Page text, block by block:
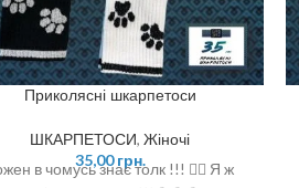
Приколясні шкарпетоси
ШКАРПЕТОСИ,Жіночі
35,00грн.
в чомусь знає толк !!! ☝🏻 Я ж